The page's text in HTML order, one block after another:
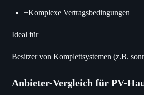
−Komplexe Vertragsbedingungen
Ideal für
Besitzer von Komplettsystemen (z.B.
Anbieter-Vergleich für PV-